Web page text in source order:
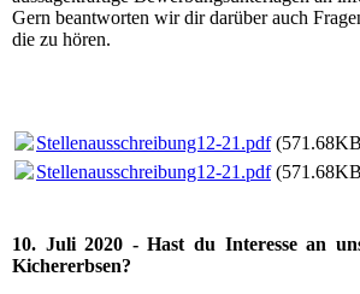
Gern beantworten wir dir darüber auch
die zu hören.
Stellenausschreibung12-21.pdf
Stellenausschreibung12-21.pdf
10. Juli 2020 - Hast du Interesse an
Kichererbsen?